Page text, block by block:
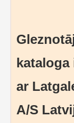
ar
A/S